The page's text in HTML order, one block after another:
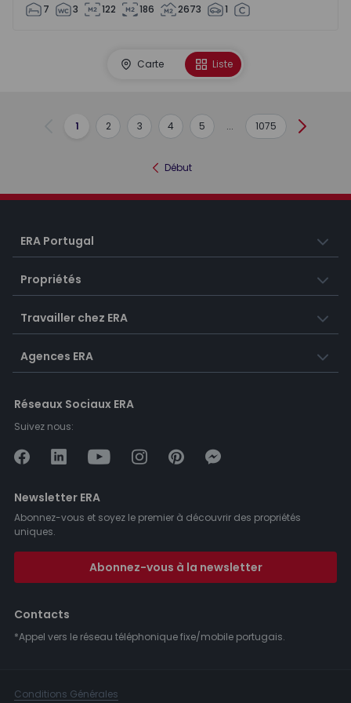
7 3 122 186 2673 1
Carte Liste
Précédent
1 2 3 4 5 ... 1075 Suivant
Début
ERA Portugal
Propriétés
Travailler chez ERA
Agences ERA
Réseaux Sociaux ERA
Suivez nous:
Newsletter ERA
Abonnez-vous et soyez le premier à découvrir des propriétés
uniques.
Abonnez-vous à la newsletter
Contacts
*Appel vers le réseau téléphonique fixe/mobile portugais.
Conditions Générales